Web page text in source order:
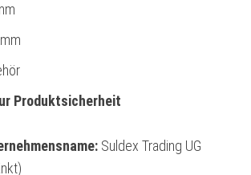
Produktsicherheit
Suldex Trading UG